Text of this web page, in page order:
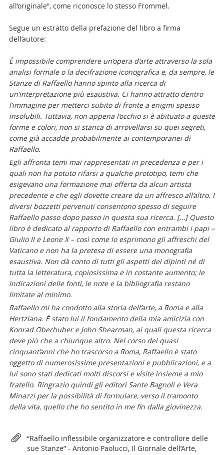
all’originale”, come riconosce lo stesso Frommel.
Segue un estratto della prefazione del libro a firma
dell’autore:
È impossibile comprendere un’opera d’arte attraverso la sola
analisi formale o la decifrazione iconografica e, da sempre, le
Stanze di Raffaello hanno spinto alla ricerca di
un’interpretazione più esaustiva. Ci hanno attratto dentro
l’immagine per metterci subito di fronte a enigmi spesso
insolubili. Tuttavia, non appena l’occhio si è abituato a queste
forme e colori, non si stanca di arrovellarsi su quei segreti,
come già accadde probabilmente ai contemporanei di
Raffaello.
Egli affronta temi mai rappresentati in precedenza e per i
quali non ha potuto rifarsi a qualche prototipo, temi che
esigevano una formazione mai offerta da alcun artista
precedente e che egli dovette creare da un affresco all’altro. I
diversi bozzetti pervenuti consentono spesso di seguire
Raffaello passo dopo passo in questa sua ricerca. […] Questo
libro è dedicato al rapporto di Raffaello con entrambi i papi –
Giulio II e Leone X – così come lo esprimono gli affreschi del
Vaticano e non ha la pretesa di essere una monografia
esaustiva. Non dà conto di tutti gli aspetti dei dipinti né di
tutta la letteratura, copiosissima e in costante aumento; le
indicazioni delle fonti, le note e la bibliografia restano
limitate al minimo.
Raffaello mi ha condotto alla storia dell’arte, a Roma e alla
Hertziana. È stato lui il fondamento della mia amicizia con
Konrad Oberhuber e John Shearman, ai quali questa ricerca
deve più che a chiunque altro. Nel corso dei quasi
cinquant’anni che ho trascorso a Roma, Raffaello è stato
oggetto di numerosissime presentazioni e pubblicazioni, e a
lui sono stati dedicati molti discorsi e visite insieme a mio
fratello. Ringrazio quindi gli editori Sante Bagnoli e Vera
Minazzi per la possibilità di formulare, verso il tramonto
della vita, quello che ho sentito in me fin dalla giovinezza.
Attachments
“Raffaello inflessibile organizzatore e controllore delle
sue Stanze” - Antonio Paolucci, Il Giornale dell’Arte,